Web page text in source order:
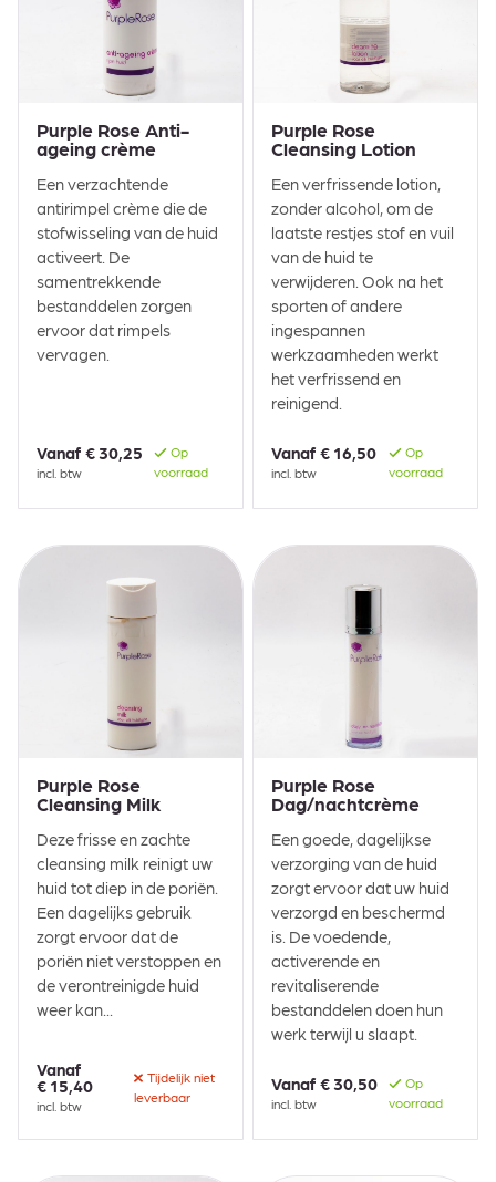
Purple Rose Anti-
ageing crème
Een verzachtende
antirimpel crème die de
stofwisseling van de huid
activeert. De
samentrekkende
bestanddelen zorgen
ervoor dat rimpels
vervagen.
Vanaf € 30,25
incl. btw
Op
voorraad
Purple Rose
Cleansing Lotion
Een verfrissende lotion,
zonder alcohol, om de
laatste restjes stof en vuil
van de huid te
verwijderen. Ook na het
sporten of andere
ingespannen
werkzaamheden werkt
het verfrissend en
reinigend.
Vanaf € 16,50
incl. btw
Op
voorraad
Purple Rose
Cleansing Milk
Deze frisse en zachte
cleansing milk reinigt uw
huid tot diep in de poriën.
Een dagelijks gebruik
zorgt ervoor dat de
poriën niet verstoppen en
de verontreinigde huid
weer kan...
Vanaf
€ 15,40
incl. btw
Tijdelijk niet
leverbaar
Purple Rose
Dag/nachtcrème
Een goede, dagelijkse
verzorging van de huid
zorgt ervoor dat uw huid
verzorgd en beschermd
is. De voedende,
activerende en
revitaliserende
bestanddelen doen hun
werk terwijl u slaapt.
Vanaf € 30,50
incl. btw
Op
voorraad